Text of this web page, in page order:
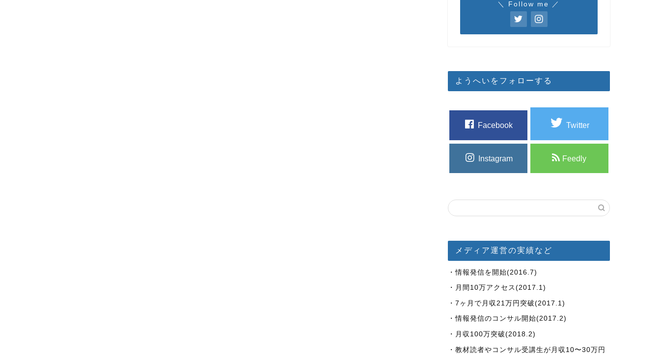
＼ Follow me ／
ようへいをフォローする
Facebook Twitter
Instagram Feedly
メディア運営の実績など
・情報発信を開始(2016.7)
・月間10万アクセス(2017.1)
・7ヶ月で月収21万円突破(2017.1)
・情報発信のコンサル開始(2017.2)
・月収100万突破(2018.2)
・教材読者やコンサル受講生が月収10〜30万円